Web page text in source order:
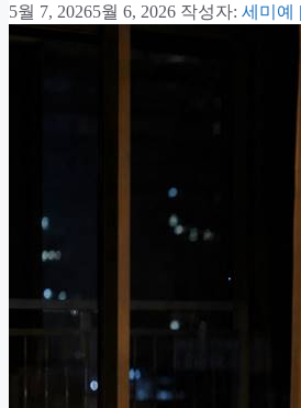
5월 7, 20265월 6, 2026 작성자: 세미예